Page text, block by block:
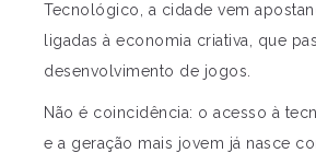
Tecnológico, a cidade vem
ligadas à economia criativa, que
desenvolvimento de jogos.
Não é coincidência: o acesso à
e a geração mais jovem já nasce